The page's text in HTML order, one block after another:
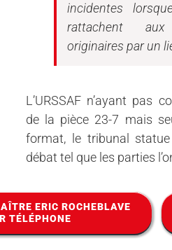
incidentes
rattachent aux
originaires par un
L’URSSAF n’ayant pas
de la pièce 23-7 mais
format, le tribunal
débat tel que les parties
ERIC ROCHEBLAVE
TÉLÉPHONE